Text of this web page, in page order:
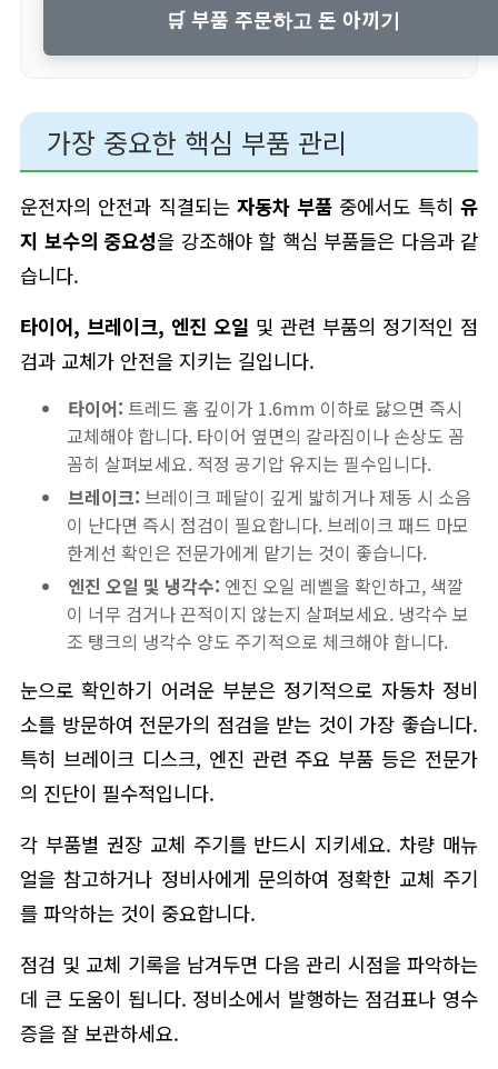
🛒 부품 주문하고 돈 아끼기
가장 중요한 핵심 부품 관리
운전자의 안전과 직결되는 자동차 부품 중에서도 특히유
지 보수의 중요성을 강조해야 할 핵심 부품들은 다음과 같
습니다.
타이어, 브레이크, 엔진 오일 및 관련 부품의 정기적인 점
검과 교체가 안전을 지키는 길입니다.
타이어: 트레드 홈 깊이가 1.6mm 이하로 닳으면 즉시
교체해야 합니다. 타이어 옆면의 갈라짐이나 손상도 꼼
꼼히 살펴보세요. 적정 공기압 유지는 필수입니다.
브레이크: 브레이크 페달이 깊게 밟히거나 제동 시 소음
이 난다면 즉시 점검이 필요합니다. 브레이크 패드 마모
한계선 확인은 전문가에게 맡기는 것이 좋습니다.
엔진 오일 및 냉각수: 엔진 오일 레벨을 확인하고, 색깔
이 너무 검거나 끈적이지 않는지 살펴보세요. 냉각수 보
조 탱크의 냉각수 양도 주기적으로 체크해야 합니다.
눈으로 확인하기 어려운 부분은 정기적으로 자동차 정비
소를 방문하여 전문가의 점검을 받는 것이 가장 좋습니다.
특히 브레이크 디스크, 엔진 관련 주요 부품 등은 전문가
의 진단이 필수적입니다.
각 부품별 권장 교체 주기를 반드시 지키세요. 차량 매뉴
얼을 참고하거나 정비사에게 문의하여 정확한 교체 주기
를 파악하는 것이 중요합니다.
점검 및 교체 기록을 남겨두면 다음 관리 시점을 파악하는
데 큰 도움이 됩니다. 정비소에서 발행하는 점검표나 영수
증을 잘 보관하세요.